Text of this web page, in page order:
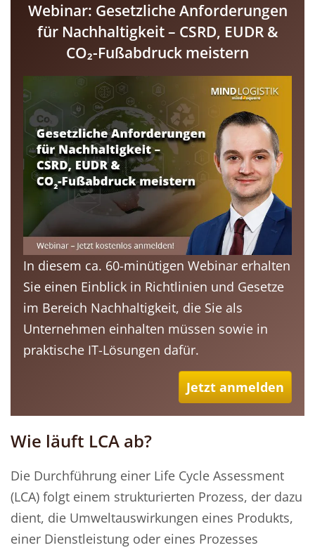
Webinar: Gesetzliche Anforderungen
für Nachhaltigkeit – CSRD, EUDR &
CO₂-Fußabdruck meistern
In diesem ca. 60-minütigen Webinar erhalten
Sie einen Einblick in Richtlinien und Gesetze
im Bereich Nachhaltigkeit, die Sie als
Unternehmen einhalten müssen sowie in
praktische IT-Lösungen dafür.
Jetzt anmelden
Wie läuft LCA ab?
Die Durchführung einer Life Cycle Assessment
(LCA) folgt einem strukturierten Prozess, der dazu
dient, die Umweltauswirkungen eines Produkts,
einer Dienstleistung oder eines Prozesses